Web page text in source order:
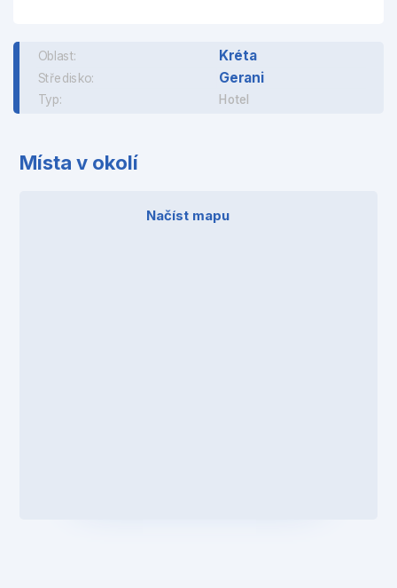
Oblast: Kréta
Středisko: Gerani
Typ: Hotel
Místa v okolí
Načíst mapu